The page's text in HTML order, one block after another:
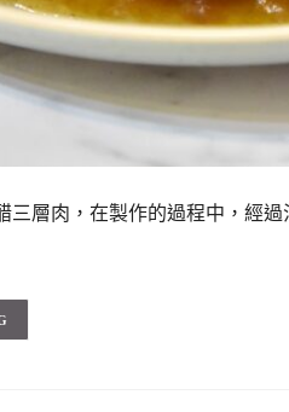
三層肉，在製作的過程中，經